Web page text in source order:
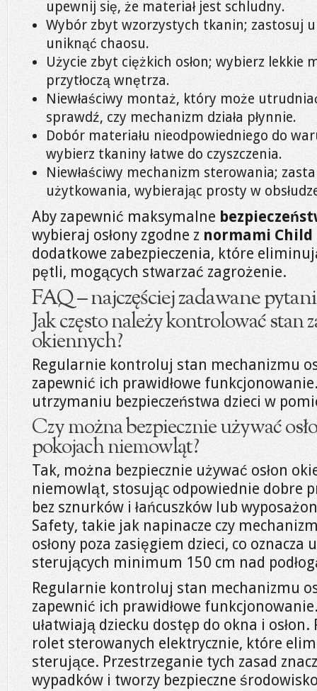
upewnij się, że materiał jest schludny.
Wybór zbyt wzorzystych tkanin; zastosuj
uniknąć chaosu.
Użycie zbyt ciężkich osłon; wybierz lekkie
przytłoczą wnętrza.
Niewłaściwy montaż, który może
sprawdź, czy mechanizm działa płynnie.
Dobór materiału nieodpowiedniego do
wybierz tkaniny łatwe do czyszczenia.
Niewłaściwy mechanizm sterowania;
użytkowania, wybierając prosty w
Aby zapewnić maksymalne
wybieraj osłony zgodne z normami Child
dodatkowe zabezpieczenia, które
pętli, mogących stwarzać zagrożenie.
FAQ – najczęściej zadawane
Jak często należy kontrolować stan
okiennych?
Regularnie kontroluj stan mechanizmu
zapewnić ich prawidłowe
utrzymaniu bezpieczeństwa dzieci w
Czy można bezpiecznie używać
pokojach niemowląt?
Tak, można bezpiecznie używać osłon
niemowląt, stosując odpowiednie dobre
bez sznurków i łańcuszków lub
Safety, takie jak napinacze czy
osłony poza zasięgiem dzieci, co
sterujących minimum 150 cm nad
Regularnie kontroluj stan mechanizmu
zapewnić ich prawidłowe
ułatwiają dziecku dostęp do okna i
rolet sterowanych elektrycznie, które
sterujące. Przestrzeganie tych zasad
wypadków i tworzy bezpieczne